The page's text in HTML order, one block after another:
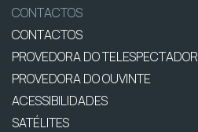
CONTACTOS
CONTACTOS
PROVEDORA DO TELESPECTADOR
PROVEDORA DO OUVINTE
ACESSIBILIDADES
SATÉLITES